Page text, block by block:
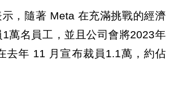
，隨著 Meta 在充滿挑戰的經濟
萬名員工，並且公司會將2023年
去年 11 月宣布裁員1.1萬，約佔